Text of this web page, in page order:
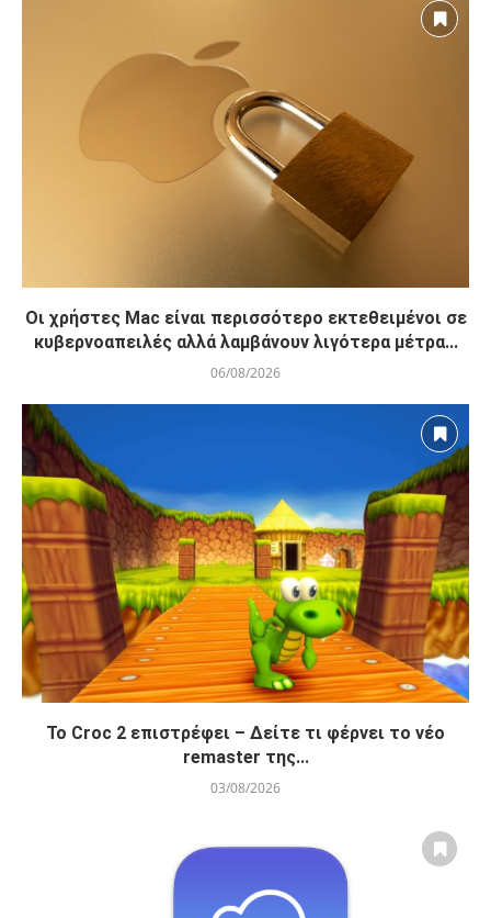
Οι χρήστες Mac είναι περισσότερο εκτεθειμένοι σε
κυβερνοαπειλές αλλά λαμβάνουν λιγότερα μέτρα...
06/08/2026
Το Croc 2 επιστρέφει – Δείτε τι φέρνει το νέο
remaster της...
03/08/2026